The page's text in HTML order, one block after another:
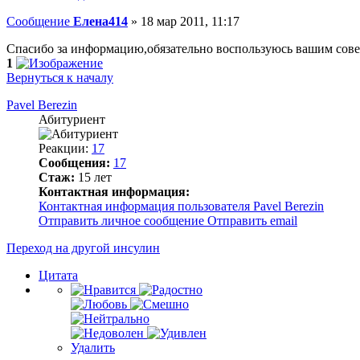
Сообщение Елена414 » 18 мар 2011, 11:17
Спасибо за информацию,обязательно воспользуюсь вашим
1
Вернуться к началу
Pavel Berezin
Абитуриент
Реакции: 17
Сообщения: 17
Стаж: 15 лет
Контактная информация:
Контактная информация пользователя Pavel Berezin
Отправить личное сообщение Отправить email
Переход на другой инсулин
Цитата
Удалить